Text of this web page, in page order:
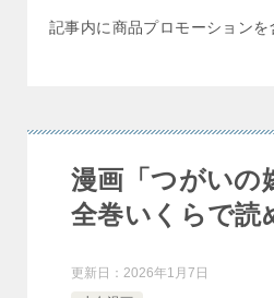
記事内に商品プロモーション
漫画「つがいの
全巻いくらで読
更新日： 2026年1月7日